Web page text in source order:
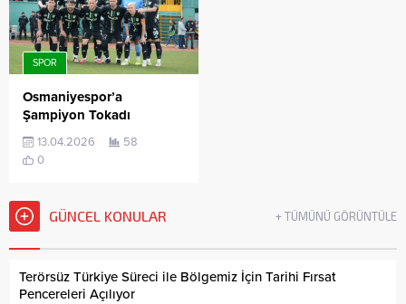
SPOR
Osmaniyespor’a
Şampiyon Tokadı
13.04.2026
58
0
GÜNCEL KONULAR + TÜMÜNÜ GÖRÜNTÜLE
Terörsüz Türkiye Süreci ile Bölgemiz İçin Tarihi Fırsat
Pencereleri Açılıyor